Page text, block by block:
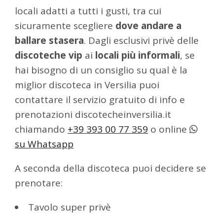
locali adatti a tutti i gusti, tra cui
sicuramente scegliere dove andare a
ballare stasera. Dagli esclusivi privè delle
discoteche vip ai locali più informali, se
hai bisogno di un consiglio su qual è la
miglior discoteca in Versilia puoi
contattare il servizio gratuito di info e
prenotazioni discotecheinversilia.it
chiamando +39 393 00 77 359 o online
su Whatsapp
A seconda della discoteca puoi decidere se
prenotare:
Tavolo super privè